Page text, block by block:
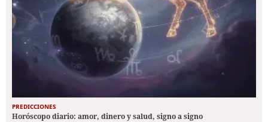
PREDICCIONES
Horóscopo diario: amor, dinero y salud, signo a signo